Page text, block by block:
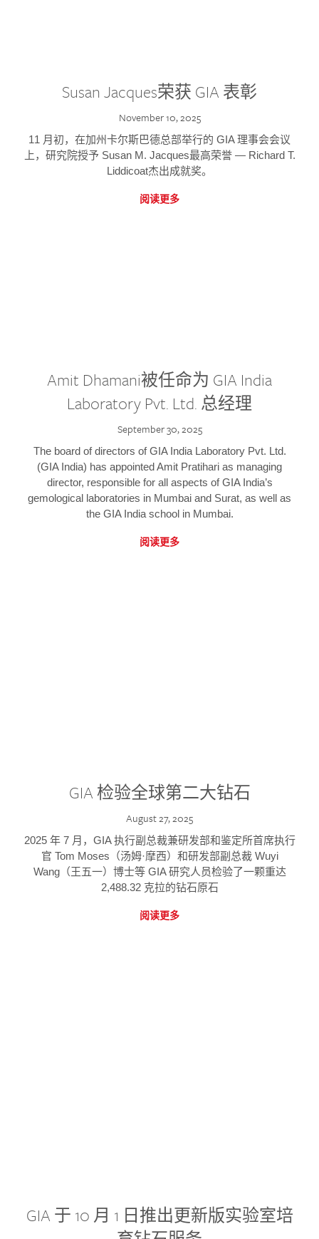
Susan Jacques荣获 GIA 表彰
November 10, 2025
11 月初，在加州卡尔斯巴德总部举行的 GIA 理事会会议
上，研究院授予 Susan M. Jacques最高荣誉 — Richard T.
Liddicoat杰出成就奖。
阅读更多
Amit Dhamani被任命为 GIA India
Laboratory Pvt. Ltd. 总经理
September 30, 2025
The board of directors of GIA India Laboratory Pvt. Ltd.
(GIA India) has appointed Amit Pratihari as managing
director, responsible for all aspects of GIA India’s
gemological laboratories in Mumbai and Surat, as well as
the GIA India school in Mumbai.
阅读更多
GIA 检验全球第二大钻石
August 27, 2025
2025 年 7 月，GIA 执行副总裁兼研发部和鉴定所首席执行
官 Tom Moses（汤姆·摩西）和研发部副总裁 Wuyi
Wang（王五一）博士等 GIA 研究人员检验了一颗重达
2,488.32 克拉的钻石原石
阅读更多
GIA 于 10 月 1 日推出更新版实验室培